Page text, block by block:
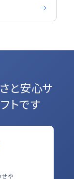
と安心サ
トです
や